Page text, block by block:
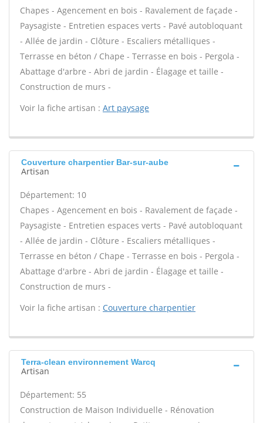
Chapes - Agencement en bois - Ravalement de façade -
Paysagiste - Entretien espaces verts - Pavé autobloquant
- Allée de jardin - Clôture - Escaliers métalliques -
Terrasse en béton / Chape - Terrasse en bois - Pergola -
Abattage d'arbre - Abri de jardin - Élagage et taille -
Construction de murs -
Voir la fiche artisan : Art paysage
Couverture charpentier Bar-sur-aube
Artisan
Département: 10
Chapes - Agencement en bois - Ravalement de façade -
Paysagiste - Entretien espaces verts - Pavé autobloquant
- Allée de jardin - Clôture - Escaliers métalliques -
Terrasse en béton / Chape - Terrasse en bois - Pergola -
Abattage d'arbre - Abri de jardin - Élagage et taille -
Construction de murs -
Voir la fiche artisan : Couverture charpentier
Terra-clean environnement Warcq
Artisan
Département: 55
Construction de Maison Individuelle - Rénovation